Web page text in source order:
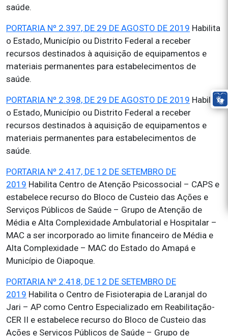
saúde.
PORTARIA Nº 2.397, DE 29 DE AGOSTO DE 2019 Habilita
o Estado, Município ou Distrito Federal a receber
recursos destinados à aquisição de equipamentos e
materiais permanentes para estabelecimentos de
saúde.
PORTARIA Nº 2.398, DE 29 DE AGOSTO DE 2019 Habilita
o Estado, Município ou Distrito Federal a receber
recursos destinados à aquisição de equipamentos e
materiais permanentes para estabelecimentos de
saúde.
PORTARIA Nº 2.417, DE 12 DE SETEMBRO DE
2019 Habilita Centro de Atenção Psicossocial – CAPS e
estabelece recurso do Bloco de Custeio das Ações e
Serviços Públicos de Saúde – Grupo de Atenção de
Média e Alta Complexidade Ambulatorial e Hospitalar –
MAC a ser incorporado ao limite financeiro de Média e
Alta Complexidade – MAC do Estado do Amapá e
Município de Oiapoque.
PORTARIA Nº 2.418, DE 12 DE SETEMBRO DE
2019 Habilita o Centro de Fisioterapia de Laranjal do
Jari – AP como Centro Especializado em Reabilitação-
CER II e estabelece recurso do Bloco de Custeio das
Ações e Serviços Públicos de Saúde – Grupo de